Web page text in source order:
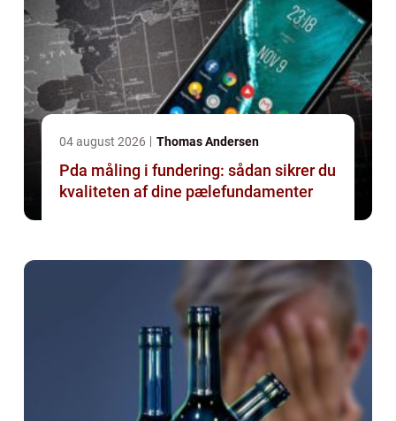
04 august 2026 Thomas Andersen
Pda måling i fundering: sådan sikrer du
kvaliteten af dine pælefundamenter